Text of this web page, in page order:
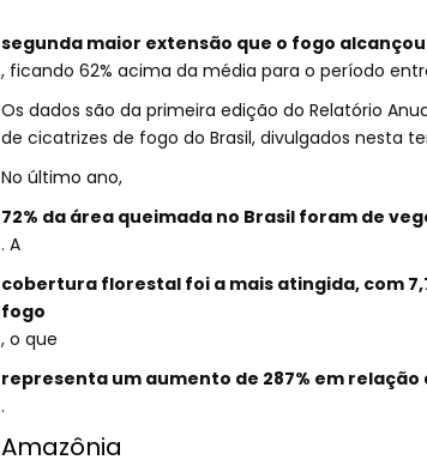
segunda maior extensão que o fogo
, ficando 62% acima da média para o período
Os dados são da primeira edição do Relatório
de cicatrizes de fogo do Brasil, divulgados nesta
No último ano,
72% da área queimada no Brasil foram de
. A
cobertura florestal foi a mais atingida, com
fogo
, o que
representa um aumento de 287% em
.
Amazônia